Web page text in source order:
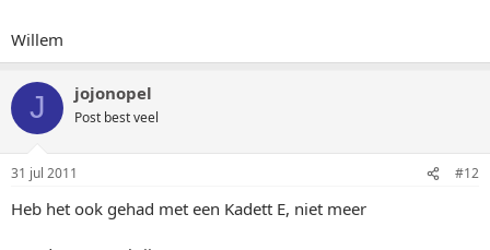
Willem
J jojonopel
Post best veel
31 jul 2011 #12
Heb het ook gehad met een Kadett E, niet meer